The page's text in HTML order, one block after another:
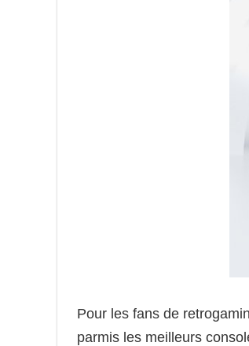
Pour les fans de
parmis les meilleurs